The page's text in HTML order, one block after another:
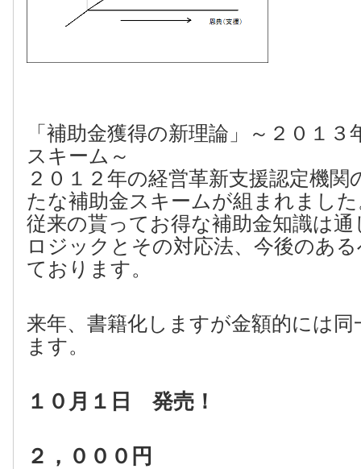
「補助金獲得の新理論」～２０１
スキーム～
２０１２年の経営革新支援認定機
たな補助金スキームが組まれまし
従来の貰ってお得な補助金知識は
ロジックとその対応法、今後のあ
ております。
来年、書籍化しますが金額的には
ます。
１０月１日 発売！
２，０００円